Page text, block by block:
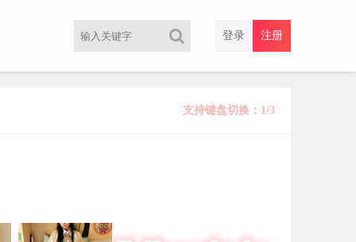
注册
登录
支持键盘切换：1/3